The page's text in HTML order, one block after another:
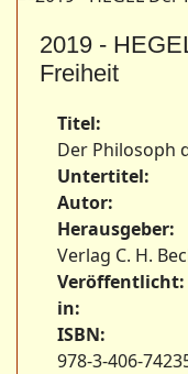
2019 -
Freiheit
Titel:
Der Philosoph
Untertitel:
Autor:
Herausgeber:
Verlag C. H.
Veröffentlicht:
in:
ISBN:
978-3-406-